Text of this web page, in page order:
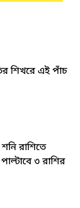
শিখরে এই পাঁচ
রাশিতে
৩ রাশির